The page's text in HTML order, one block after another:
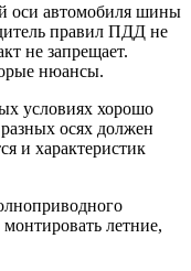
оси автомобиля шины
правил ПДД не
не запрещает.
нюансы.
условиях хорошо
осях должен
и характеристик
летние,